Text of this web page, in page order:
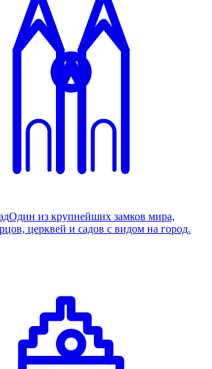
Один из крупнейших замков мира,
церквей и садов с видом на город.